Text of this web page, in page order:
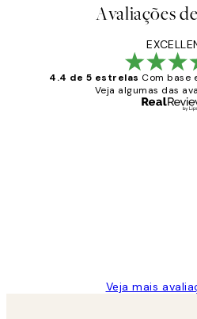
Avaliações
4.4 de 5 estrelas Com base
Veja algumas das
Veja mais